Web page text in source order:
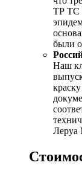
ТР ТС
были
Наш
Леруа